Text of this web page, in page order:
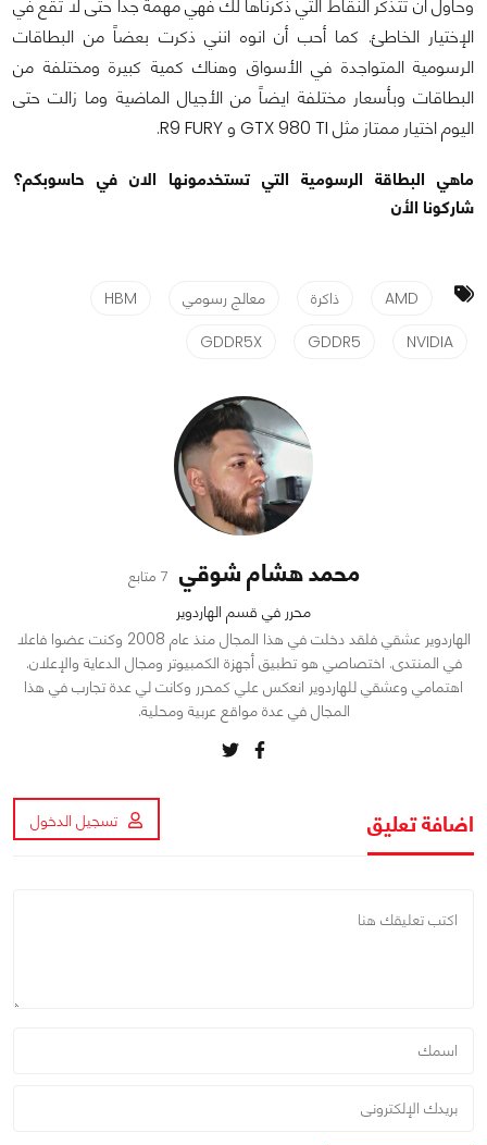
وحاول أن تتذكر النقاط التي ذكرناها لك فهي مهمة جداً حتى لا تقع في
الإختيار الخاطئ. كما أحب أن انوه انني ذكرت بعضاً من البطاقات
الرسومية المتواجدة في الأسواق وهناك كمية كبيرة ومختلفة من
البطاقات وبأسعار مختلفة ايضاً من الأجيال الماضية وما زالت حتى
اليوم اختيار ممتاز مثل GTX 980 TI و R9 FURY.
ماهي البطاقة الرسومية التي تستخدمونها الان في حاسوبكم؟
شاركونا الأن
AMD ذاكرة معالج رسومي
HBM
NVIDIA
GDDR5
GDDR5X
محمد هشام شوقي 7 متابع
محرر في قسم الهاردوير
الهاردوير عشقي فلقد دخلت في هذا المجال منذ عام 2008 وكنت عضوا فاعلا
في المنتدى. اختصاصي هو تطبيق أجهزة الكمبيوتر ومجال الدعاية والإعلان.
اهتمامي وعشقي للهاردوير انعكس علي كمحرر وكانت لي عدة تجارب في هذا
المجال في عدة مواقع عربية ومحلية.
اضافة تعليق تسجيل الدخول